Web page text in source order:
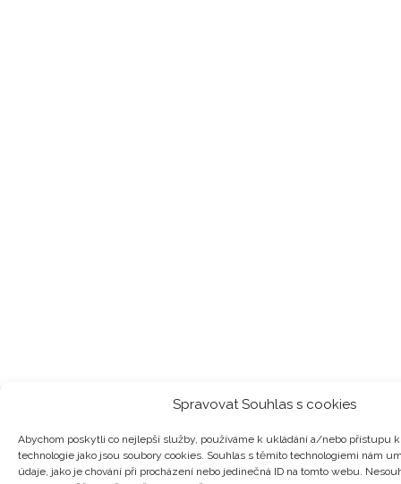
Spravovat Souhlas s cookies
Abychom poskytli co nejlepší služby, používáme k ukládání a/nebo přístupu
technologie jako jsou soubory cookies. Souhlas s těmito technologiemi nám
údaje, jako je chování při procházení nebo jedinečná ID na tomto webu.